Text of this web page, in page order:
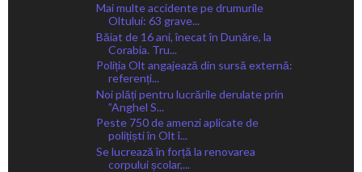
Mai multe accidente pe drumurile
Oltului: 63 grave...
Băiat de 16 ani, înecat în Dunăre, la
Corabia. Tru...
Poliția Olt angajează din sursă externă:
referenți...
Noi plăți pentru lucrările derulate prin
”Anghel S...
Peste 750 de amenzi aplicate de
polițiști în Olt î...
Se lucrează în forță la renovarea
corpului școlar,...